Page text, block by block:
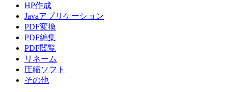
HP作成
Javaアプリケーション
PDF変換
PDF編集
PDF閲覧
リネーム
圧縮ソフト
その他